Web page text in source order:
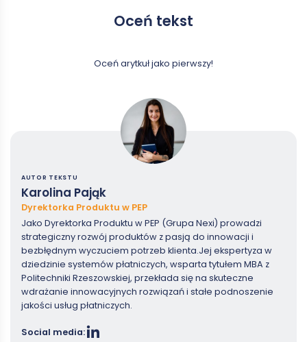
Oceń tekst
Oceń arytkuł jako pierwszy!
AUTOR TEKSTU
Karolina Pająk
Dyrektorka Produktu w PEP
Jako Dyrektorka Produktu w PEP (Grupa Nexi) prowadzi
strategiczny rozwój produktów z pasją do innowacji i
bezbłędnym wyczuciem potrzeb klienta.Jej ekspertyza w
dziedzinie systemów płatniczych, wsparta tytułem MBA z
Politechniki Rzeszowskiej, przekłada się na skuteczne
wdrażanie innowacyjnych rozwiązań i stałe podnoszenie
jakości usług płatniczych.
Social media: